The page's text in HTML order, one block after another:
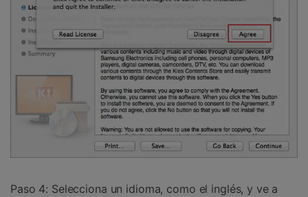
Paso 4: Selecciona un idioma, como el inglés, y ve a